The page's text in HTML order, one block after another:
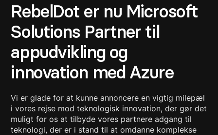
RebelDot er nu Microsoft
Solutions Partner til
appudvikling og
innovation med Azure
Vi er glade for at kunne annoncere en vigtig milepæl
i vores rejse mod teknologisk innovation, der gør det
muligt for os at tilbyde vores partnere adgang til
teknologi, der er i stand til at omdanne komplekse